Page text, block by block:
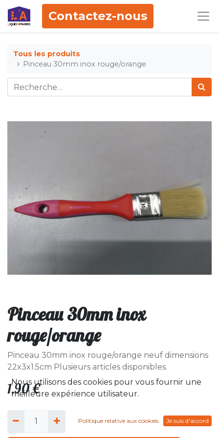
Contactez-nous
Tous les produits
Pinceau 30mm inox rouge/orange
Pinceau 30mm inox
rouge/orange
Pinceau 30mm inox rouge/orange neuf dimensions
22x3x1.5cm Plusieurs articles disponibles.
1,90€
Nous utilisons des cookies pour vous fournir une
meilleure expérience utilisateur.
Politique relative aux cookies Je suis d'accord